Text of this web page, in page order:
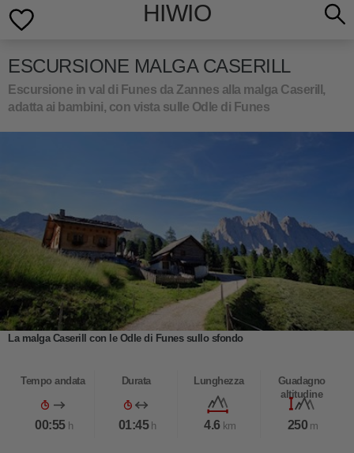
HIWIO
ESCURSIONE MALGA CASERILL
Escursione in val di Funes da Zannes alla malga Caserill,
adatta ai bambini, con vista sulle Odle di Funes
La malga Caserill con le Odle di Funes sullo sfondo
Tempo andata
00:55 h
Durata
01:45 h
Lunghezza
4.6 km
Guadagno
altitudine
250 m